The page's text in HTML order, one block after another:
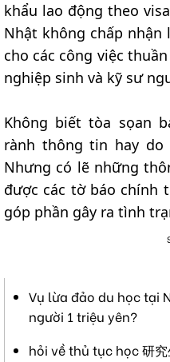
khẩu lao động theo
Nhật không chấp
cho các công việc
nghiệp sinh và kỹ sư
Không biết tòa sọan
rành thông tin hay do
Nhưng có lẽ những
được các tờ báo chính
góp phần gây ra tình
Vụ lừa đảo du học tại
người 1 triệu yên?
hỏi về thủ tục học 研